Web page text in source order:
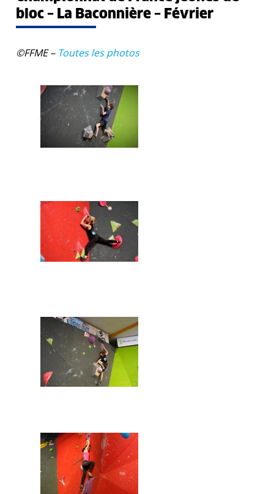
bloc – La Baconnière – Février
©FFME – Toutes les photos